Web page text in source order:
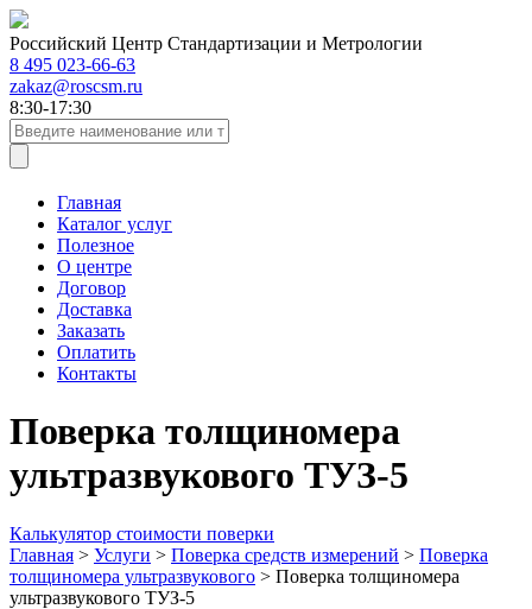
Российский Центр Стандартизации и Метрологии
8 495 023-66-63
zakaz@roscsm.ru
8:30-17:30
Главная
Каталог услуг
Полезное
О центре
Договор
Доставка
Заказать
Оплатить
Контакты
Поверка толщиномера
ультразвукового ТУЗ-5
Калькулятор стоимости поверки
Главная > Услуги > Поверка средств измерений > Поверка
толщиномера ультразвукового > Поверка толщиномера
ультразвукового ТУЗ-5